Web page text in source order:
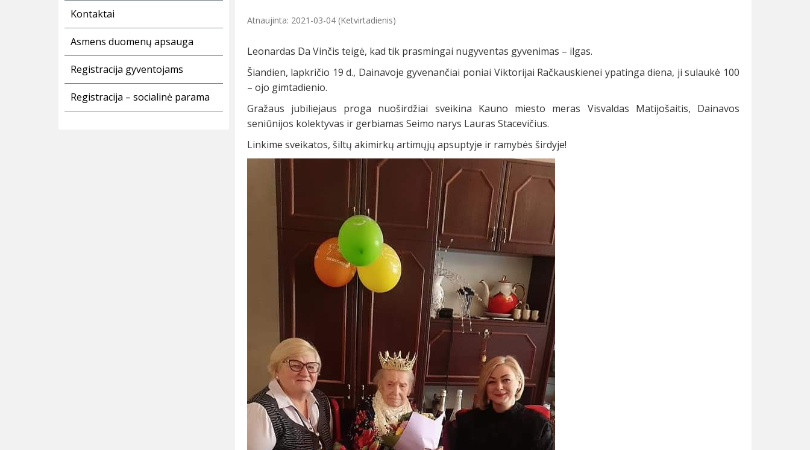
Kontaktai
Asmens duomenų apsauga
Registracija gyventojams
Registracija – socialinė parama
Atnaujinta: 2021-03-04 (Ketvirtadienis)
Leonardas Da Vinčis teigė, kad tik prasmingai nugyventas gyvenimas – ilgas.
Šiandien, lapkričio 19 d., Dainavoje gyvenančiai poniai Viktorijai Račkauskienei ypatinga diena, ji sulaukė 100
– ojo gimtadienio.
Gražaus jubiliejaus proga nuoširdžiai sveikina Kauno miesto meras Visvaldas Matijošaitis, Dainavos
seniūnijos kolektyvas ir gerbiamas Seimo narys Lauras Stacevičius.
Linkime sveikatos, šiltų akimirkų artimųjų apsuptyje ir ramybės širdyje!